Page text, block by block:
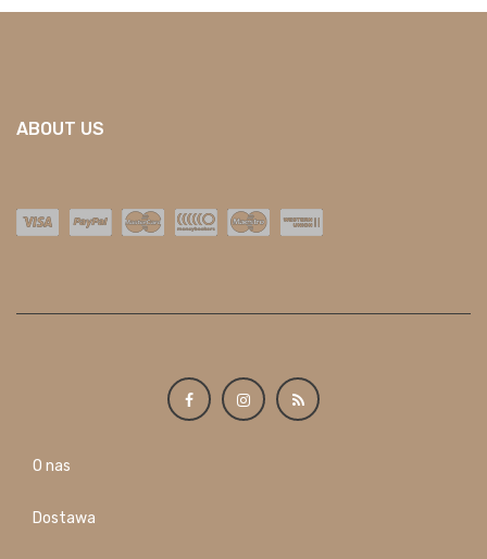
ABOUT US
O nas
Dostawa